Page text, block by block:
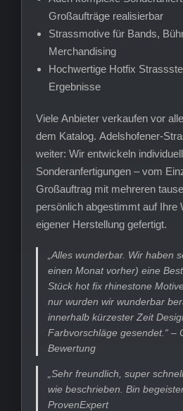
Großaufträge realisierbar
Strassmotive für Bands,
Merchandising
Hochwertige Hotfix
Ergebnisse
Viele Anbieter verkaufen vor
dem Katalog. Adelshofener-
weiter: Wir entwickeln
Sonderanfertigungen – vom
Großauftrag mit mehreren
persönlich abgestimmt auf Ihre
eigener Herstellung gefertigt.
„Alles wunderbar. Wir haben
einen Monat vorher) eine
Stück hot fix rhinestone
nur wurden wir wunderbar
innerhalb kürzester Zeit
Farbvorschläge gesendet.“ –
Bewertung
„Sehr freundlich, super
wie beschrieben. Bin
ProvenExpert